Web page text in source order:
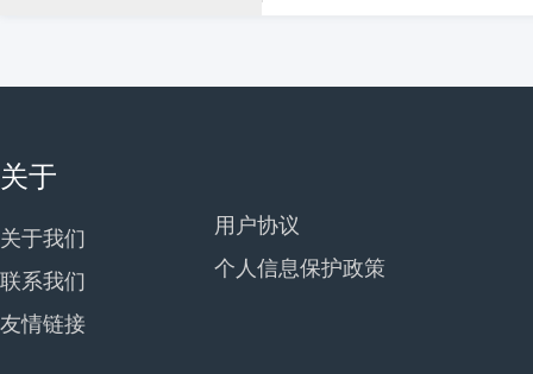
关于
关于我们
联系我们
友情链接
用户协议
个人信息保护政策